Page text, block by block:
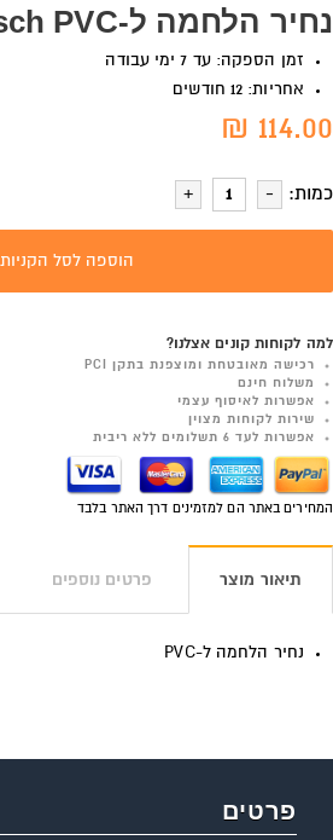
נחיר הלחמה ל-Bosch PVC
זמן הספקה: עד 7 ימי עבודה
אחריות: 12 חודשים
114.00 ₪
כמות:
הוספה לסל הקניות
למה לקוחות קונים אצלנו?
רכישה מאובטחת ומוצפנת בתקן PCI
משלוח חינם
אפשרות לאיסוף עצמי
שירות לקוחות מצוין
אפשרות לעד 6 תשלומים ללא ריבית
המחירים באתר הם למזמינים דרך האתר בלבד
תיאור מוצר פרטים נוספים
נחיר הלחמה ל-PVC
פרטים